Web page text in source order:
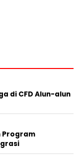
di CFD Alun-alun
Program